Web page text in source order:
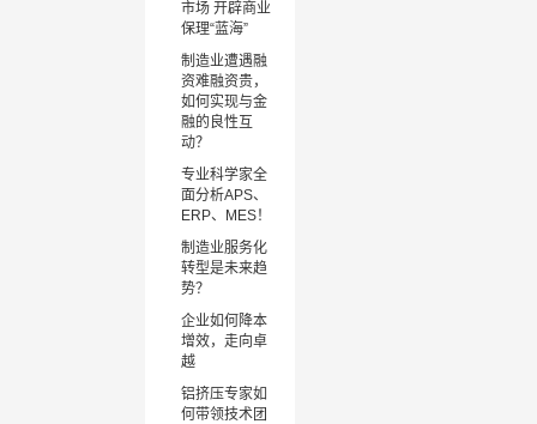
线成型设备
烧结成型
MIM注射
紧固件设备
其他设备
市场 开辟商业
保理“蓝海”
制造业遭遇融
资难融资贵，
如何实现与金
融的良性互
动？
专业科学家全
面分析APS、
ERP、MES！
制造业服务化
转型是未来趋
势？
企业如何降本
增效，走向卓
越
铝挤压专家如
何带领技术团